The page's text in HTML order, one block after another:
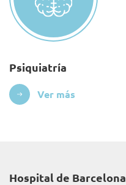
Psiquiatría
Ver más
Hospital de Barcelona